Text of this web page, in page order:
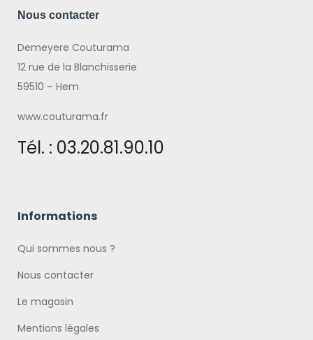
Nous contacter
Demeyere Couturama
12 rue de la Blanchisserie
59510 – Hem
www.couturama.fr
Tél. : 03.20.81.90.10
Informations
Qui sommes nous ?
Nous contacter
Le magasin
Mentions légales